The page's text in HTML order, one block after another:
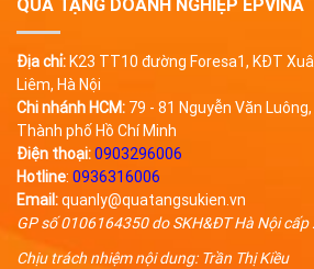
Địa chỉ:K23 TT10 đường Foresa1, KĐT
Liêm, Hà Nội
Chi nhánh HCM: 79 - 81 Nguyễn Văn
Thành phố Hồ Chí Minh
Điện thoại:0903296006
Hotline: 0936316006
Email:quanly@quatangsukien.vn
GP số 0106164350 do SKH&ĐT Hà Nội
Chịu trách nhiệm nội dung: Trần Thị Kiều